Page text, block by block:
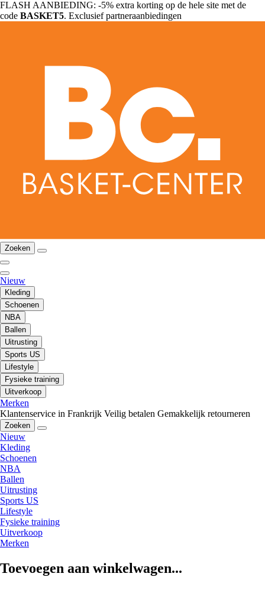
FLASH AANBIEDING: -5% extra korting op de hele site met de
code BASKET5. Exclusief partneraanbiedingen
Zoeken
Nieuw
Kleding
Schoenen
NBA
Ballen
Uitrusting
Sports US
Lifestyle
Fysieke training
Uitverkoop
Merken
Klantenservice in Frankrijk Veilig betalen Gemakkelijk retourneren
Zoeken
Nieuw
Kleding
Schoenen
NBA
Ballen
Uitrusting
Sports US
Lifestyle
Fysieke training
Uitverkoop
Merken
Toevoegen aan winkelwagen...